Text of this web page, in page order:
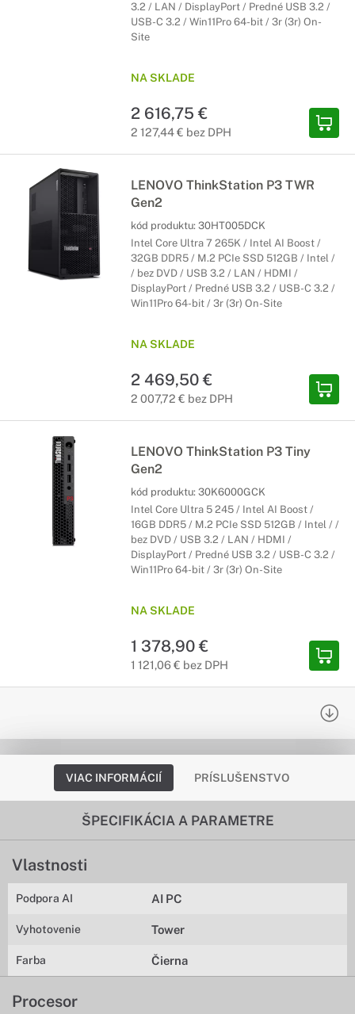
3.2 / LAN / DisplayPort / Predné USB 3.2 /
USB-C 3.2 / Win11Pro 64-bit / 3r (3r) On-
Site
NA SKLADE
2 616,75 €
2 127,44 € bez DPH
LENOVO ThinkStation P3 TWR
Gen2
kód produktu: 30HT005DCK
Intel Core Ultra 7 265K / Intel AI Boost /
32GB DDR5 / M.2 PCIe SSD 512GB / Intel /
/ bez DVD / USB 3.2 / LAN / HDMI /
DisplayPort / Predné USB 3.2 / USB-C 3.2 /
Win11Pro 64-bit / 3r (3r) On-Site
NA SKLADE
2 469,50 €
2 007,72 € bez DPH
LENOVO ThinkStation P3 Tiny
Gen2
kód produktu: 30K6000GCK
Intel Core Ultra 5 245 / Intel AI Boost /
16GB DDR5 / M.2 PCIe SSD 512GB / Intel / /
bez DVD / USB 3.2 / LAN / HDMI /
DisplayPort / Predné USB 3.2 / USB-C 3.2 /
Win11Pro 64-bit / 3r (3r) On-Site
NA SKLADE
1 378,90 €
1 121,06 € bez DPH
VIAC INFORMÁCIÍ PRÍSLUŠENSTVO
ŠPECIFIKÁCIA A PARAMETRE
Vlastnosti
Podpora AI AI PC
Vyhotovenie Tower
Farba Čierna
Procesor